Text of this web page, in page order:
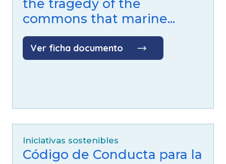
the tragedy of the
commons that marine...
Ver ficha documento
Iniciativas sostenibles
Código de Conducta para la